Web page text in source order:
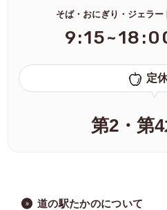
そば・おにぎり・ジェラー
定
第2・第4
道の駅たかのについて